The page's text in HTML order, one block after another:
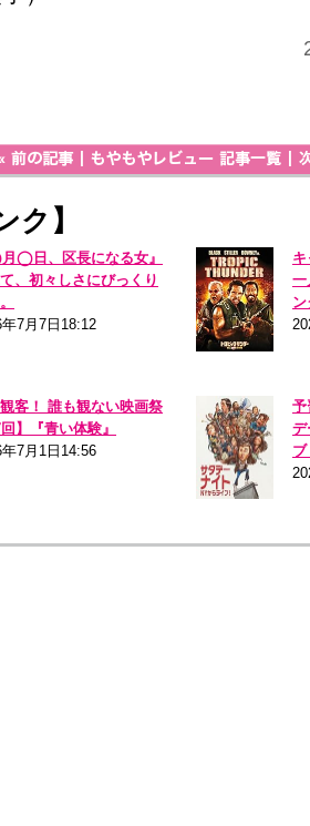
ク】
◯日、区長になる女』
、初々しさにびっくり
7月7日18:12
一
観客！ 誰も観ない映画祭
】『青い体験』
年7月1日14:56
予
デ
ブ